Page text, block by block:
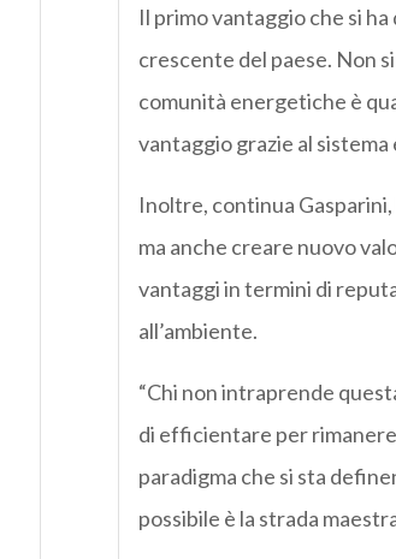
Il primo vantaggio che si ha
crescente del paese. Non
comunità energetiche è
vantaggio grazie al sistema
Inoltre, continua
ma anche creare nuovo
vantaggi in termini di
all’ambiente.
“Chi non intraprende
di efficientare per
paradigma che si sta
possibile è la strada